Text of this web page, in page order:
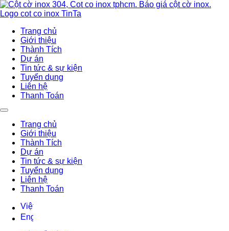
Trang chủ
Giới thiệu
Thành Tích
Dự án
Tin tức & sự kiện
Tuyển dụng
Liên hệ
Thanh Toán
Trang chủ
Giới thiệu
Thành Tích
Dự án
Tin tức & sự kiện
Tuyển dụng
Liên hệ
Thanh Toán